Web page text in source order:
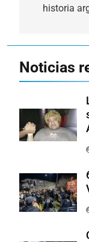
historia
Noticias